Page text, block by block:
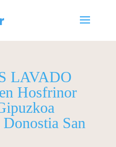
LAVADO
Hosfrinor
San